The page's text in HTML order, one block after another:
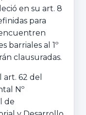
en su art. 8
para
barriales al 1º
clausuradas.
62 del
Nº
de